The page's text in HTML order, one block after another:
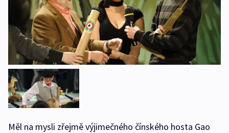
Měl na mysli zřejmě výjimečného čínského hosta Gao